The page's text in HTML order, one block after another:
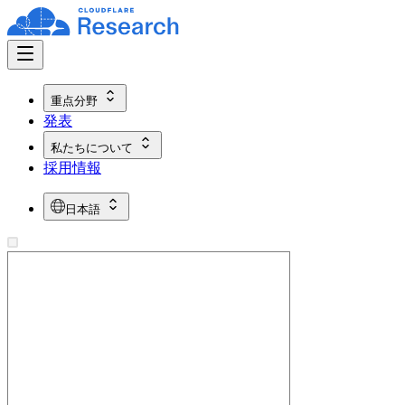
重点分野
発表
私たちについて
採用情報
日本語